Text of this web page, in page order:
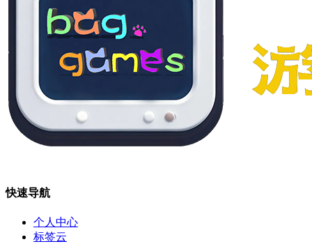
快速导航
个人中心
标签云